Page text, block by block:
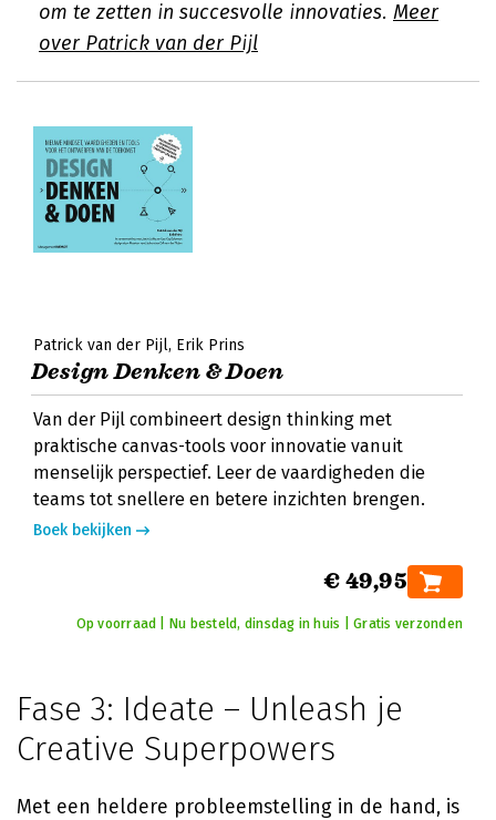
om te zetten in succesvolle innovaties. Meer
over Patrick van der Pijl
Patrick van der Pijl Erik Prins
Design Denken & Doen
Van der Pijl combineert design thinking met
praktische canvas-tools voor innovatie vanuit
menselijk perspectief. Leer de vaardigheden die
teams tot snellere en betere inzichten brengen.
Boek bekijken
€ 49,95
Op voorraad | Nu besteld, dinsdag in huis | Gratis verzonden
Fase 3: Ideate – Unleash je
Creative Superpowers
Met een heldere probleemstelling in de hand, is